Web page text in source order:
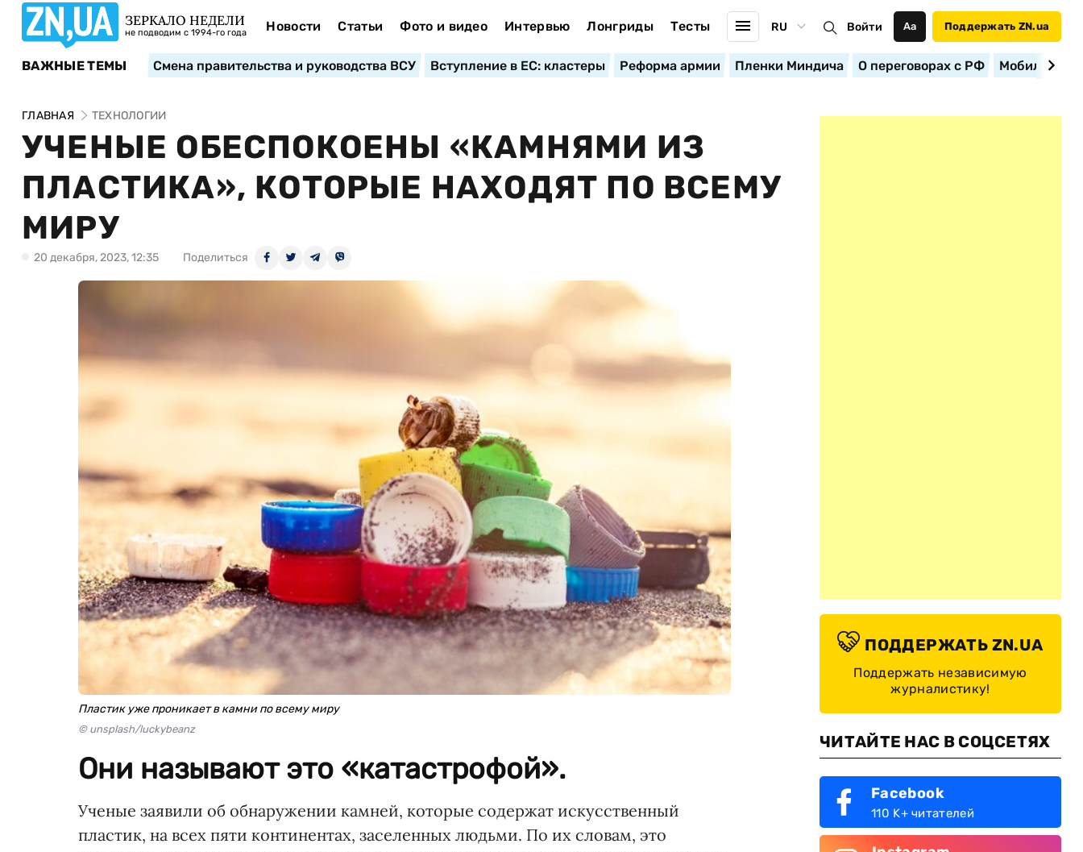
ЗЕРКАЛО НЕДЕЛИ
не подводим с 1994-го года Новости Статьи Фото и видео Интервью Лонгриды Тесты RU Войти Аа Поддержать ZN.ua
ВАЖНЫЕ ТЕМЫ Смена правительства и руководства ВСУ Вступление в ЕС: кластеры Реформа армии Пленки Миндича О переговорах с РФ
ГЛАВНАЯ ТЕХНОЛОГИИ
УЧЕНЫЕ ОБЕСПОКОЕНЫ «КАМНЯМИ ИЗ
ПЛАСТИКА», КОТОРЫЕ НАХОДЯТ ПО ВСЕМУ
МИРУ
20 декабря, 2023, 12:35 Поделиться
Пластик уже проникает в камни по всему миру
© unsplash/luckybeanz
Они называют это «катастрофой».
Ученые заявили об обнаружении камней, которые содержат искусственный
пластик, на всех пяти континентах, заселенных людьми. По их словам, это
ПОДДЕРЖАТЬ ZN.UA
Поддержать независимую
журналистику!
ЧИТАЙТЕ НАС В СОЦСЕТЯХ
Facebook
110 K+ читателей